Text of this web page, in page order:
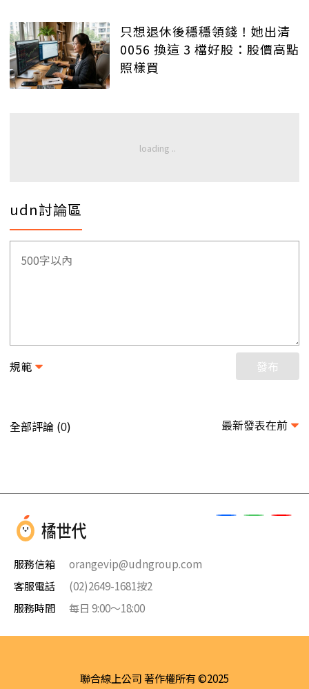
只想退休後穩穩領錢！她出清
0056 換這 3 檔好股：股價高點
照樣買
udn討論區
規範 發布
全部評論 (0) 最新發表在前
服務信箱
orangevip@udngroup.com
客服電話
(02)2649-1681按2
服務時間
每日 9:00～18:00
聯合線上公司 著作權所有 ©2025